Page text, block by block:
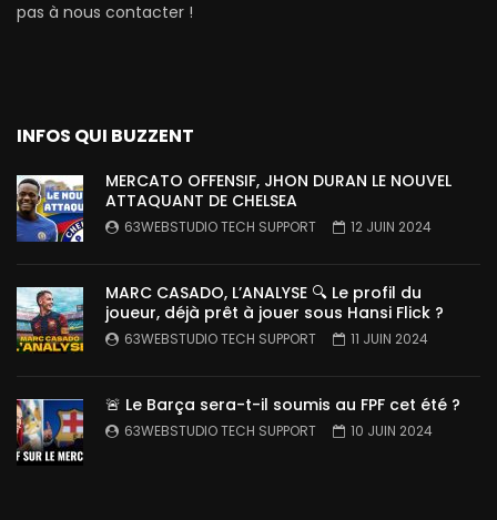
pas à nous contacter !
INFOS QUI BUZZENT
MERCATO OFFENSIF, JHON DURAN LE NOUVEL
ATTAQUANT DE CHELSEA
63WEBSTUDIO TECH SUPPORT 12 JUIN 2024
MARC CASADO, L’ANALYSE 🔍 Le profil du
joueur, déjà prêt à jouer sous Hansi Flick ?
63WEBSTUDIO TECH SUPPORT 11 JUIN 2024
🚨 Le Barça sera-t-il soumis au FPF cet été ?
63WEBSTUDIO TECH SUPPORT 10 JUIN 2024